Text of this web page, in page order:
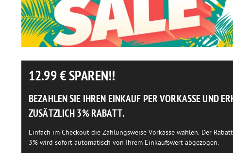
12.99€ SPAREN!!
BEZAHLEN SIE IHREN EINKAUF PER VORKASSE UND
ZUSÄTZLICH 3% RABATT.
Einfach im Checkout die Zahlungsweise Vorkasse wählen. Der
3% wird sofort automatisch von Ihrem Einkaufswert abgezogen.